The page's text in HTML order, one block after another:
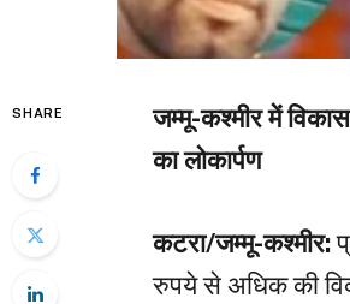
SHARE
जम्मू-कश्मीर में
का लोकार्पण
कटरा/जम्मू-कश्मीर:
रुपये से अधिक की